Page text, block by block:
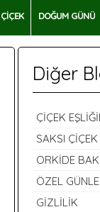
DOĞUM GÜNÜ
Diğer
ÇİÇEK
SAKSI
ORKİDE
ÖZEL
GİZLİLİK